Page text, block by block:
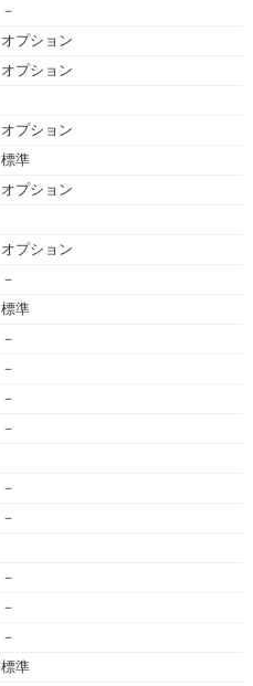
－
オプション
オプション
オプション
標準
オプション
オプション
－
標準
－
－
－
－
－
－
－
－
－
標準